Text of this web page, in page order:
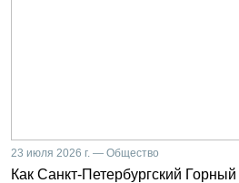
23 июля 2026 г. — Общество
Как Санкт-Петербургский Горный